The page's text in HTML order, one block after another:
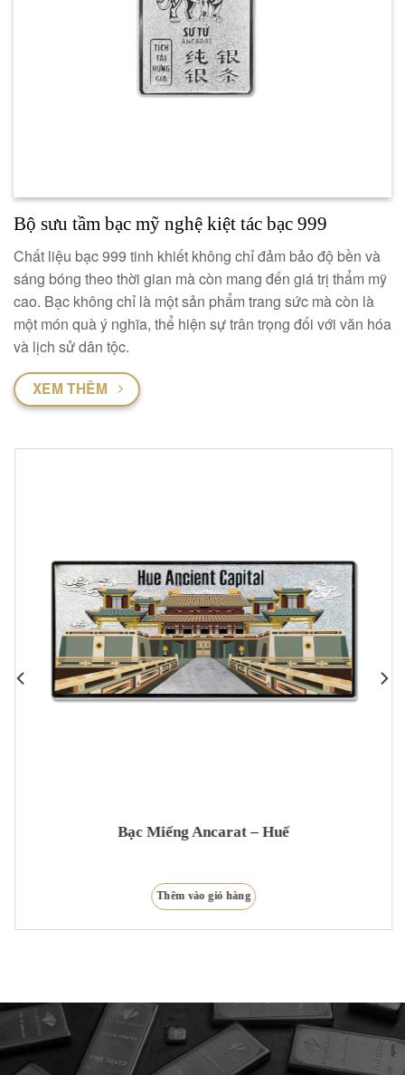
Bộ sưu tầm bạc mỹ nghệ kiệt tác bạc 999
Chất liệu bạc 999 tinh khiết không chỉ đảm bảo độ bền và
sáng bóng theo thời gian mà còn mang đến giá trị thẩm mỹ
cao. Bạc không chỉ là một sản phẩm trang sức mà còn là
một món quà ý nghĩa, thể hiện sự trân trọng đối với văn hóa
và lịch sử dân tộc.
XEM THÊM
Bạc Miếng Ancarat – Huế
Thêm vào giỏ hàng